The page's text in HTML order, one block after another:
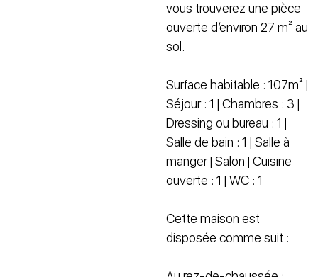
vous trouverez une pièce
ouverte d’environ 27 m² au
sol.
Surface habitable : 107m² |
Séjour : 1 | Chambres : 3 |
Dressing ou bureau : 1 |
Salle de bain : 1 | Salle à
manger | Salon | Cuisine
ouverte : 1 | WC : 1
Cette maison est
disposée comme suit :